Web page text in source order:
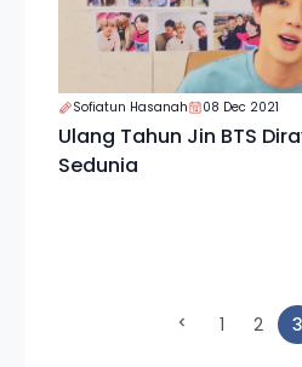
Sofiatun Hasanah 08 Dec 2021
Ulang Tahun Jin BTS
Sedunia
1 2 3